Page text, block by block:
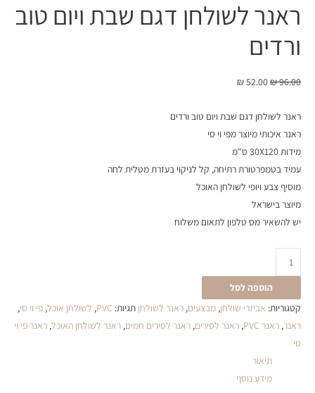
ראנר לשולחן דגם שבת ויום טוב
ורדים
₪96.00
₪52.00
ראנר לשולחן דגם שבת ויום טוב ורדים
ראנר איכותי מיוצר מפי וי סי
מידות 30X120 ס"מ
עמיד בטמפרטורת רתיחה, קל לניקוי בעזרת מטלית לחה
מוסיף צבע ויופי לשולחן האוכל
מיוצר בישראל
יש להשאיר מס טלפון לתאום משלוח
הוספה לסל
קטגוריות: אביזרי שולחן, מבצעים, ראנר לשולחן תגיות: PVC
, לשולחן אוכל, פי וי סי,
ראנר, ראנר PVC , ראנר לסירים, ראנר לסירים חמים, ראנר לשולחן האוכל, ראנר פי וי
סי
תיאור
מידע נוסף